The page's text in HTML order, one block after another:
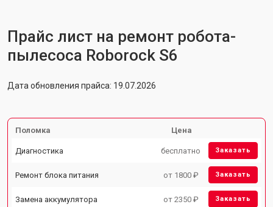
Прайс лист на ремонт робота-
пылесоса Roborock S6
Дата обновления прайса: 19.07.2026
Поломка Цена
Диагностика бесплатно Заказать
Ремонт блока питания от 1800 ₽ Заказать
Замена аккумулятора от 2350 ₽ Заказать